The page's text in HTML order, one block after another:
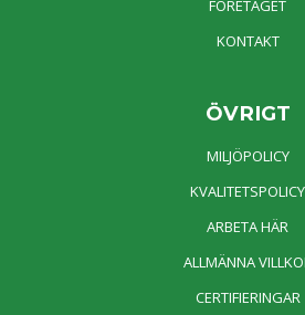
FÖRETAGET
KONTAKT
ÖVRIGT
MILJÖPOLICY
KVALITETSPOLICY
ARBETA HÄR
ALLMÄNNA
CERTIFIERINGAR